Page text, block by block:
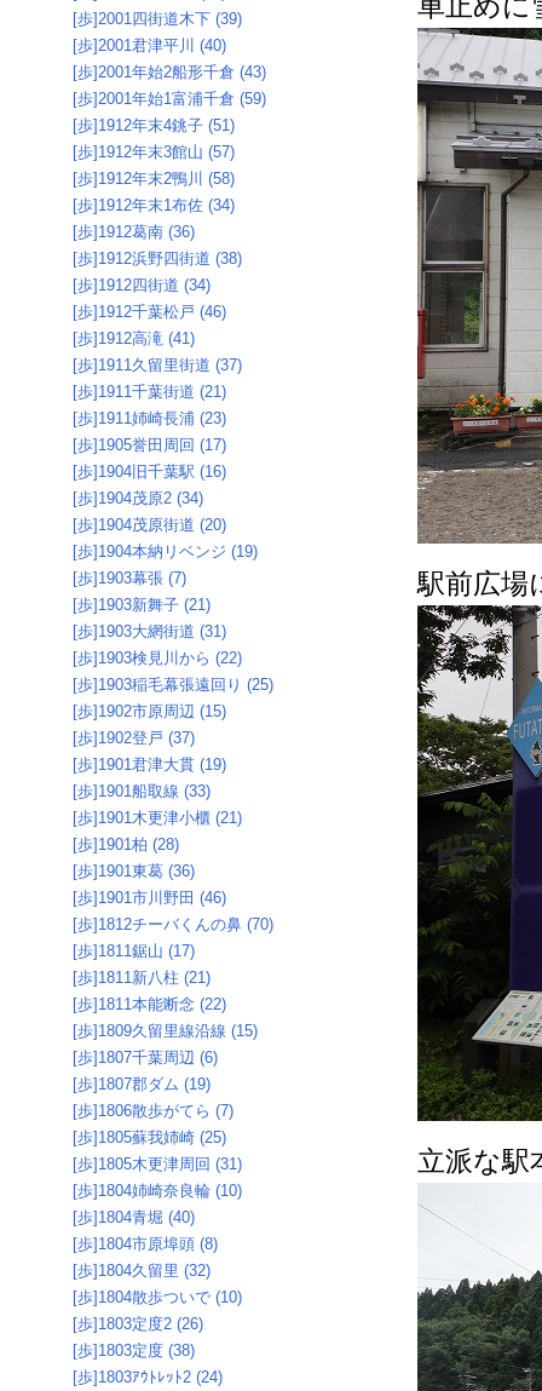
駅前広場
立派な駅
[歩]2001四街道木下 (39)
[歩]2001君津平川 (40)
[歩]2001年始2船形千倉 (43)
[歩]2001年始1富浦千倉 (59)
[歩]1912年末4銚子 (51)
[歩]1912年末3館山 (57)
[歩]1912年末2鴨川 (58)
[歩]1912年末1布佐 (34)
[歩]1912葛南 (36)
[歩]1912浜野四街道 (38)
[歩]1912四街道 (34)
[歩]1912千葉松戸 (46)
[歩]1912高滝 (41)
[歩]1911久留里街道 (37)
[歩]1911千葉街道 (21)
[歩]1911姉崎長浦 (23)
[歩]1905誉田周回 (17)
[歩]1904旧千葉駅 (16)
[歩]1904茂原2 (34)
[歩]1904茂原街道 (20)
[歩]1904本納リベンジ (19)
[歩]1903幕張 (7)
[歩]1903新舞子 (21)
[歩]1903大網街道 (31)
[歩]1903検見川から (22)
[歩]1903稲毛幕張遠回り (25)
[歩]1902市原周辺 (15)
[歩]1902登戸 (37)
[歩]1901君津大貫 (19)
[歩]1901船取線 (33)
[歩]1901木更津小櫃 (21)
[歩]1901柏 (28)
[歩]1901東葛 (36)
[歩]1901市川野田 (46)
[歩]1812チーバくんの鼻 (70)
[歩]1811鋸山 (17)
[歩]1811新八柱 (21)
[歩]1811本能断念 (22)
[歩]1809久留里線沿線 (15)
[歩]1807千葉周辺 (6)
[歩]1807郡ダム (19)
[歩]1806散歩がてら (7)
[歩]1805蘇我姉崎 (25)
[歩]1805木更津周回 (31)
[歩]1804姉崎奈良輪 (10)
[歩]1804青堀 (40)
[歩]1804市原埠頭 (8)
[歩]1804久留里 (32)
[歩]1804散歩ついで (10)
[歩]1803定度2 (26)
[歩]1803定度 (38)
[歩]1803ｱｳﾄﾚｯﾄ2 (24)